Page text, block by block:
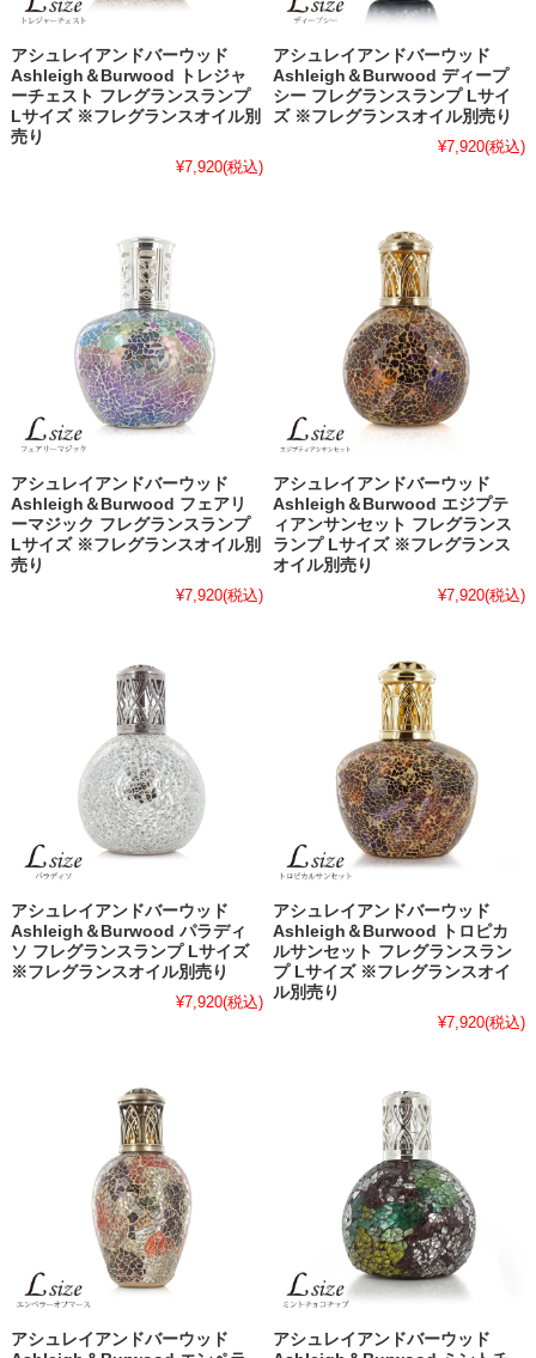
アシュレイアンドバーウッド
Ashleigh＆Burwood トレジャ
ーチェスト フレグランスランプ
Lサイズ ※フレグランスオイル別
売り
¥7,920(税込)
アシュレイアンドバーウッド
Ashleigh＆Burwood ディープ
シー フレグランスランプ Lサイ
ズ ※フレグランスオイル別売り
¥7,920(税込)
アシュレイアンドバーウッド
Ashleigh＆Burwood フェアリ
ーマジック フレグランスランプ
Lサイズ ※フレグランスオイル別
売り
¥7,920(税込)
アシュレイアンドバーウッド
Ashleigh＆Burwood エジプテ
ィアンサンセット フレグランス
ランプ Lサイズ ※フレグランス
オイル別売り
¥7,920(税込)
アシュレイアンドバーウッド
Ashleigh＆Burwood パラディ
ソ フレグランスランプ Lサイズ
※フレグランスオイル別売り
¥7,920(税込)
アシュレイアンドバーウッド
Ashleigh＆Burwood トロピカ
ルサンセット フレグランスラン
プ Lサイズ ※フレグランスオイ
ル別売り
¥7,920(税込)
アシュレイアンドバーウッド
アシュレイアンドバーウッド